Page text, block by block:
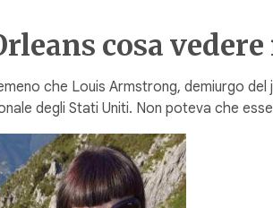
cosa
che Louis Armstrong, demiurgo
degli Stati Uniti. Non poteva che